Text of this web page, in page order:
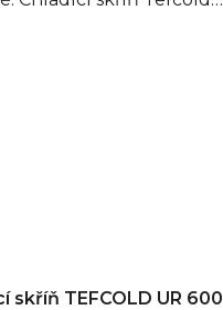
skříň TEFCOLD UR 600